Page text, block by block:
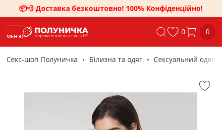
📦💨 Доставка безкоштовно! 100% Конфіденційно!
МЕНЮ 0 0
Секс-шоп Полуничка Білизна та одяг Сексуальний одяг